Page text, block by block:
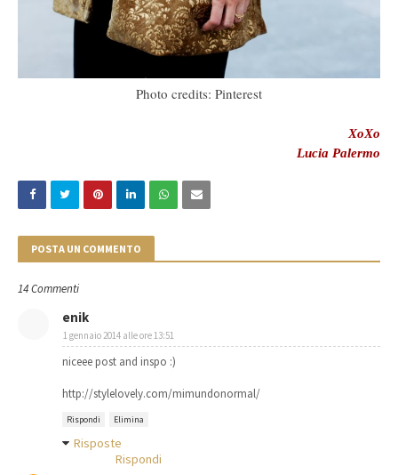
Photo credits: Pinterest
XoXo
Lucia Palermo
POSTA UN COMMENTO
14 Commenti
enik
1 gennaio 2014 alle ore 13:51
niceee post and inspo :)
http://stylelovely.com/mimundonormal/
Rispondi Elimina
Risposte
Rispondi